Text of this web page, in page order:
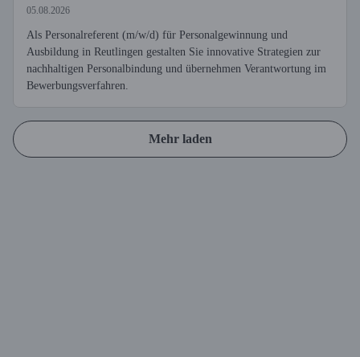
05.08.2026
Als Personalreferent (m/w/d) für Personalgewinnung und
Ausbildung in Reutlingen gestalten Sie innovative Strategien zur
nachhaltigen Personalbindung und übernehmen Verantwortung im
Bewerbungsverfahren.
Mehr laden